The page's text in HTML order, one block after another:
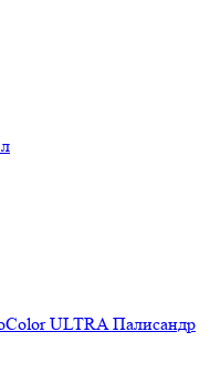
ULTRA Палисандр